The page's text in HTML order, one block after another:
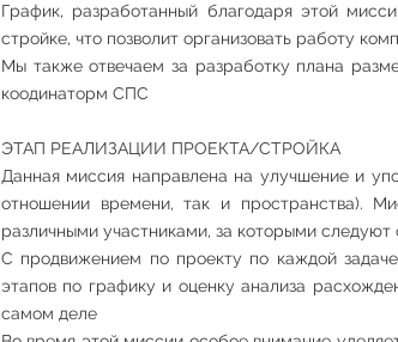
График, разработанный благодаря этой
стройке, что позволит организовать работу
Мы также отвечаем за разработку плана
коодинаторм СПС
ЭТАП РЕАЛИЗАЦИИ ПРОЕКТА/СТРОЙКА
Данная миссия направлена на улучшение и
отношении времени, так и пространства).
различными участниками, за которыми
С продвижением по проекту по каждой
этапов по графику и оценку анализа
самом деле